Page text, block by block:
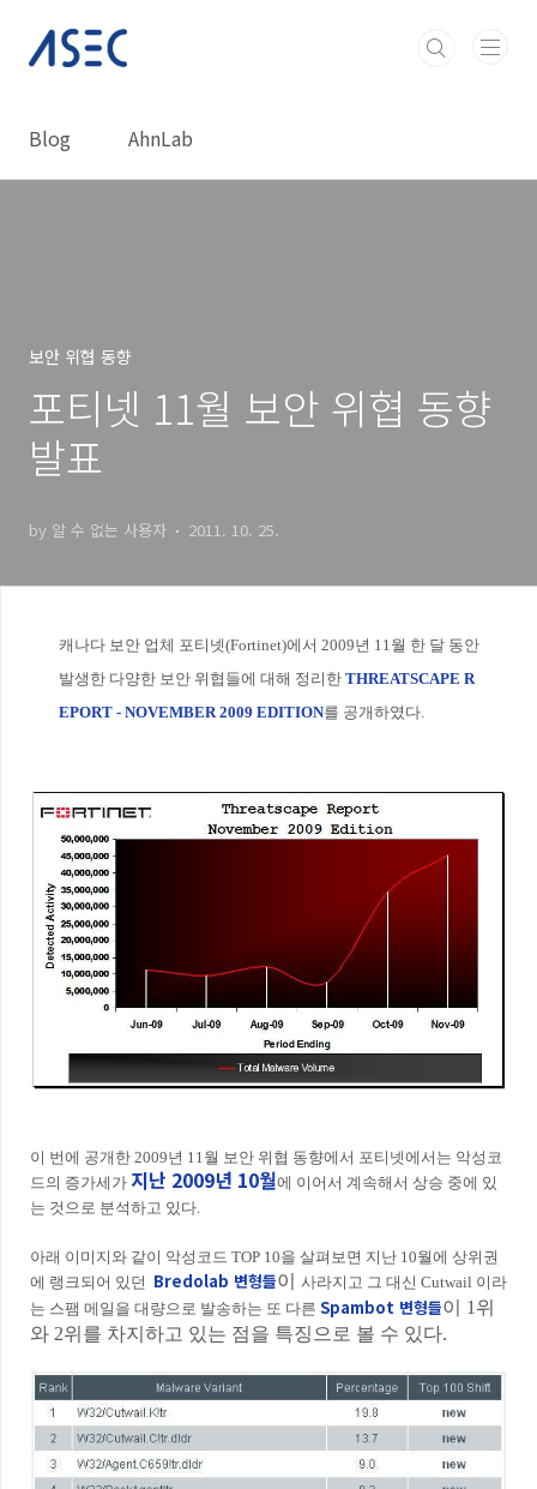
Blog AhnLab
보안 위협 동향
포티넷 11월 보안 위협 동향
발표
by 알 수 없는 사용자 2011. 10. 25.
캐나다 보안 업체 포티넷(Fortinet)에서 2009년 11월 한 달 동안
발생한 다양한 보안 위협들에 대해 정리한 THREATSCAPE R
EPORT - NOVEMBER 2009 EDITION를 공개하였다.
이 번에 공개한 2009년 11월 보안 위협 동향에서 포티넷에서는 악성코
드의 증가세가 지난 2009년 10월에 이어서 계속해서 상승 중에 있
는 것으로 분석하고 있다.
아래 이미지와 같이 악성코드 TOP 10을 살펴보면 지난 10월에 상위권
에 랭크되어 있던 Bredolab 변형들이
사라지고 그 대신 Cutwail 이라
는 스팸 메일을 대량으로 발송하는 또 다른 Spambot 변형들이 1위
와 2위를 차지하고 있는 점을 특징으로 볼 수 있다.